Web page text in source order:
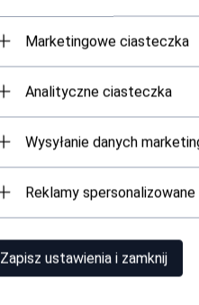
Marketingowe ciasteczka
Analityczne ciasteczka
Wysyłanie danych
Reklamy spersonalizowane
Zapisz ustawienia i zamknij